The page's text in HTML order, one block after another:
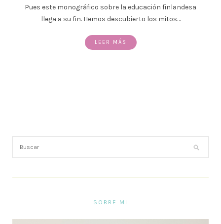
Pues este monográfico sobre la educación finlandesa
llega a su fin. Hemos descubierto los mitos…
LEER MÁS
SOBRE MI